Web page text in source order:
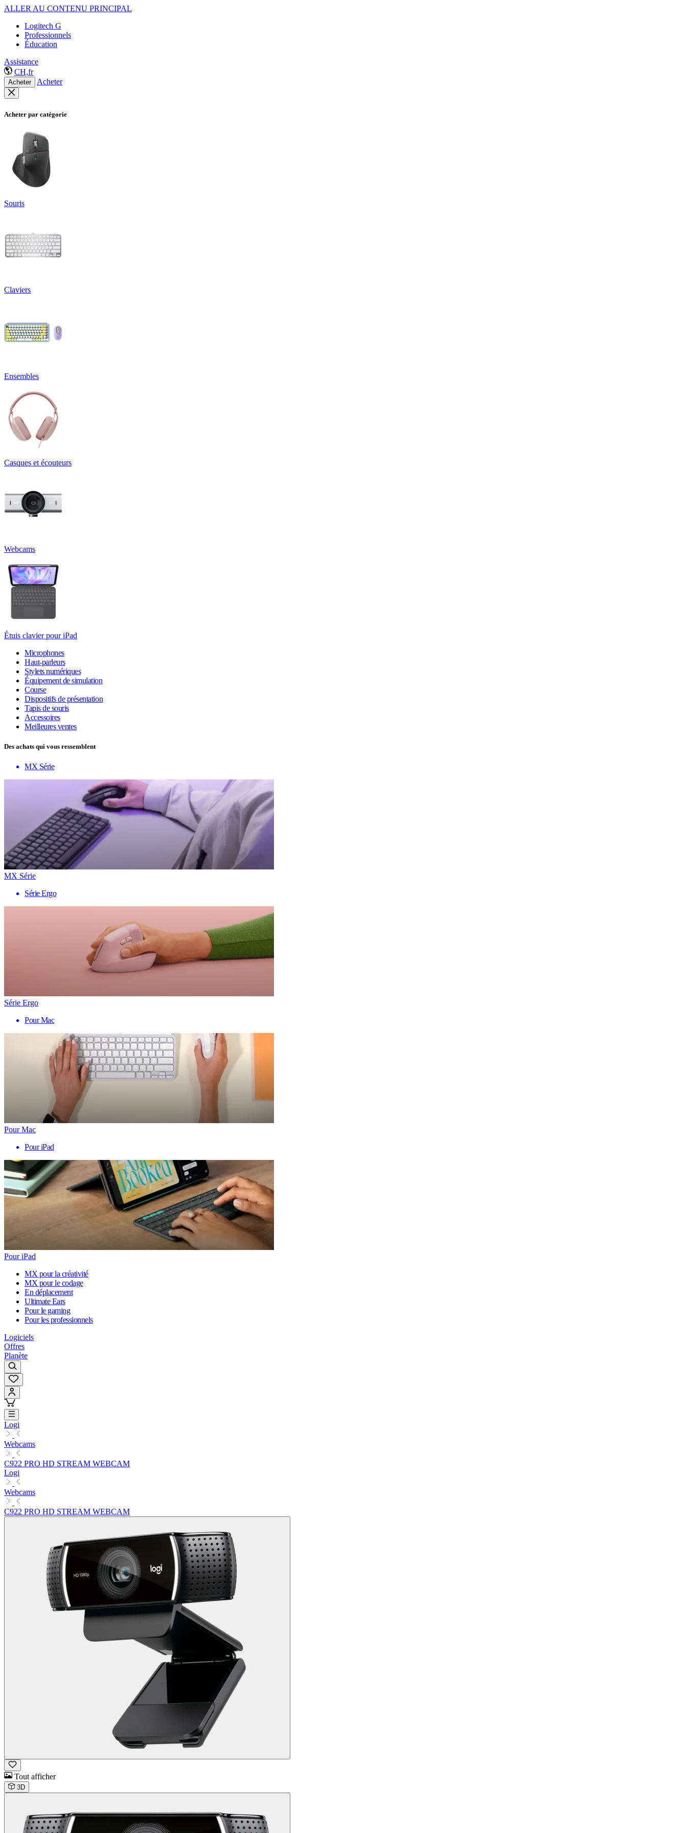
ALLER AU CONTENU PRINCIPAL
Logitech G
Professionnels
Éducation
Assistance
CH,fr
Acheter Acheter
Acheter par catégorie
Souris
Claviers
Ensembles
Casques et écouteurs
Webcams
Étuis clavier pour iPad
Microphones
Haut-parleurs
Stylets numériques
Équipement de simulation
Course
Dispositifs de présentation
Tapis de souris
Accessoires
Meilleures ventes
Des achats qui vous ressemblent
MX Série
MX Série
Série Ergo
Série Ergo
Pour Mac
Pour Mac
Pour iPad
Pour iPad
MX pour la créativité
MX pour le codage
En déplacement
Ultimate Ears
Pour le gaming
Pour les professionnels
Logiciels
Offres
Planète
Logi
Webcams
C922 PRO HD STREAM WEBCAM
Logi
Webcams
C922 PRO HD STREAM WEBCAM
Tout afficher
3D